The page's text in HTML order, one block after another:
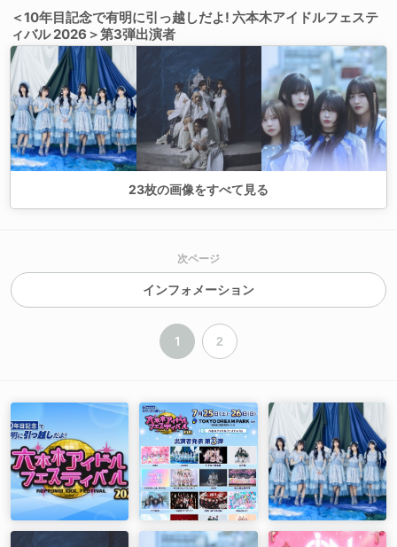
＜10年目記念で有明に引っ越しだよ! 六本木アイドルフェステ
ィバル 2026＞第3弾出演者
23枚の画像をすべて見る
次ページ
インフォメーション
1 2